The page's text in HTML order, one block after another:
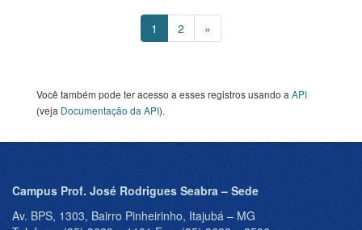
1 2 »
Você também pode ter acesso a esses registros usando a API
(veja Documentação da API).
Campus Prof. José Rodrigues Seabra – Sede
Av. BPS, 1303, Bairro Pinheirinho, Itajubá – MG